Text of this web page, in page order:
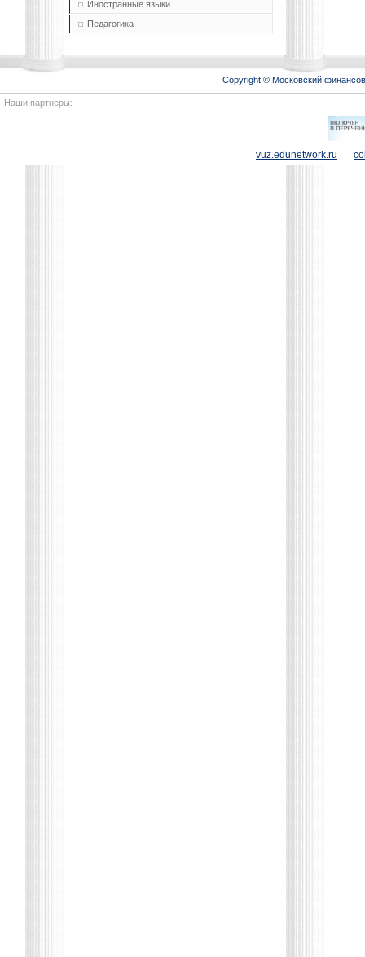
Иностранные языки
Педагогика
Copyright © Московский
Наши партнеры:
vuz.edunetwork.ru